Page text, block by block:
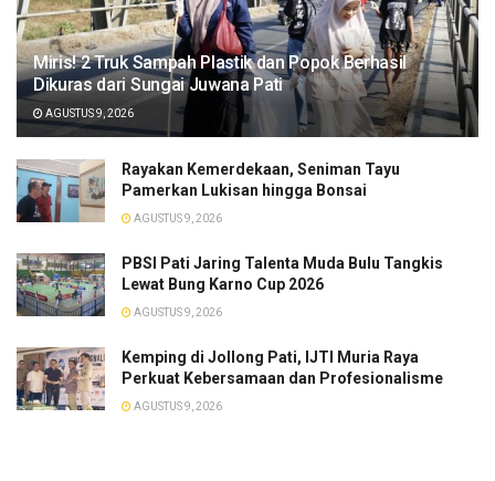
​Miris! 2 Truk Sampah Plastik dan Popok Berhasil
Dikuras dari Sungai Juwana Pati
AGUSTUS 9, 2026
Rayakan Kemerdekaan, Seniman Tayu
Pamerkan Lukisan hingga Bonsai
AGUSTUS 9, 2026
PBSI Pati Jaring Talenta Muda Bulu Tangkis
Lewat Bung Karno Cup 2026
AGUSTUS 9, 2026
​Kemping di Jollong Pati, IJTI Muria Raya
Perkuat Kebersamaan dan Profesionalisme
AGUSTUS 9, 2026